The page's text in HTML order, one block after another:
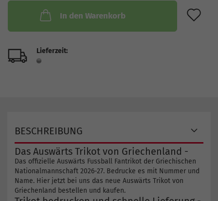
In den Warenkorb
Lieferzeit:
BESCHREIBUNG
Das Auswärts Trikot von Griechenland -
Das offizielle Auswärts Fussball Fantrikot der Griechischen
Nationalmannschaft 2026-27. Bedrucke es mit Nummer und
Name. Hier jetzt bei uns das neue Auswärts Trikot von
Griechenland bestellen und kaufen.